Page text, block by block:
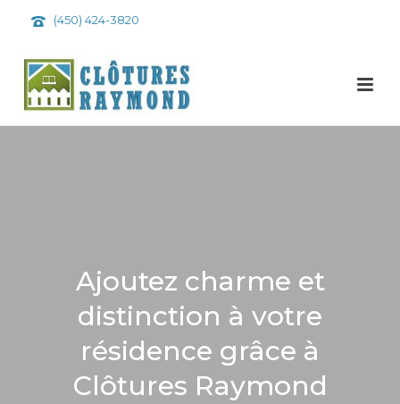
(450) 424-3820
Ajoutez charme et
distinction à votre
résidence grâce à
Clôtures Raymond